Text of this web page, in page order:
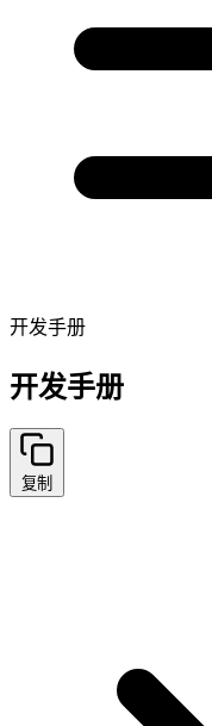
开发手册
开发手册
复制